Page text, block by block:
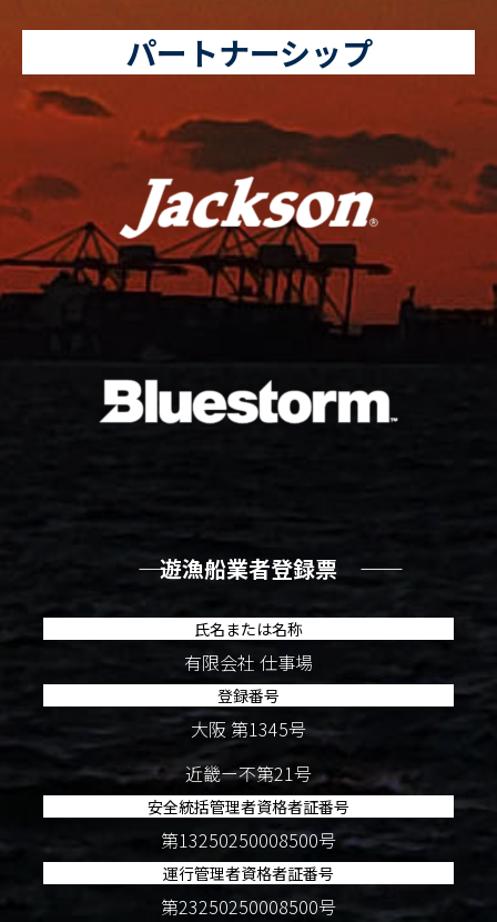
パートナーシップ
―― 遊漁船業者登録票 ――
氏名または名称
有限会社 仕事場
登録番号
大阪 第1345号
近畿ー不第21号
安全統括管理者資格者証番号
第13250250008500号
運行管理者資格者証番号
第23250250008500号